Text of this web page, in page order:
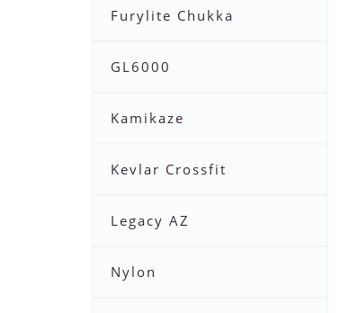
Furylite Chukka
GL6000
Kamikaze
Kevlar Crossfit
Legacy AZ
Nylon